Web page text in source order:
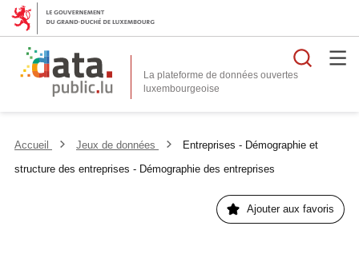
La plateforme de données ouvertes
Accueil Jeux de données
Entreprises - Démographie et
structure des entreprises - Démographie des entreprises
Ajouter aux favoris